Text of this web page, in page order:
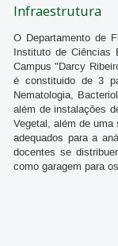
Infraestrutura
O Departamento de
Instituto de Ciências
Campus "Darcy
é constituido de 3
Nematologia,
além de instalações
Vegetal, além de
adequados para a
docentes se
como garagem para